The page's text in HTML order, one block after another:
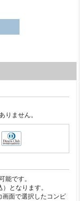
りません。
能です。
となります。
画面で選択したコンビ